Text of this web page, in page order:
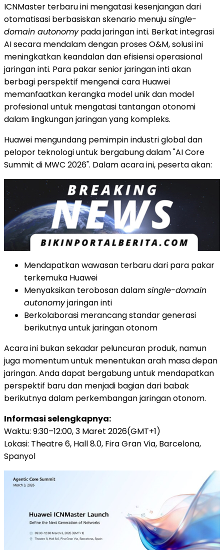
ICNMaster terbaru ini mengatasi kesenjangan dari
otomatisasi berbasiskan skenario menujusingle-
domain autonomypada jaringan inti. Berkat integrasi
AI secara mendalam dengan proses O&M, solusi ini
meningkatkan keandalan dan efisiensi operasional
jaringan inti. Para pakar senior jaringan inti akan
berbagi perspektif mengenai cara Huawei
memanfaatkan kerangka model unik dan model
profesional untuk mengatasi tantangan otonomi
dalam lingkungan jaringan yang kompleks.
Huawei mengundang pemimpin industri global dan
pelopor teknologi untuk bergabung dalam "AI Core
Summit di MWC 2026". Dalam acara ini, peserta akan:
Mendapatkan wawasan terbaru dari para pakar
terkemuka Huawei
Menyaksikan terobosan dalamsingle-domain
autonomyjaringan inti
Berkolaborasi merancang standar generasi
berikutnya untuk jaringan otonom
Acara ini bukan sekadar peluncuran produk, namun
juga momentum untuk menentukan arah masa depan
jaringan. Anda dapat bergabung untuk mendapatkan
perspektif baru dan menjadi bagian dari babak
berikutnya dalam perkembangan jaringan otonom.
Informasi selengkapnya:
Waktu: 9:30–12:00, 3 Maret 2026(GMT+1)
Lokasi: Theatre 6, Hall 8.0, Fira Gran Via, Barcelona,
Spanyol